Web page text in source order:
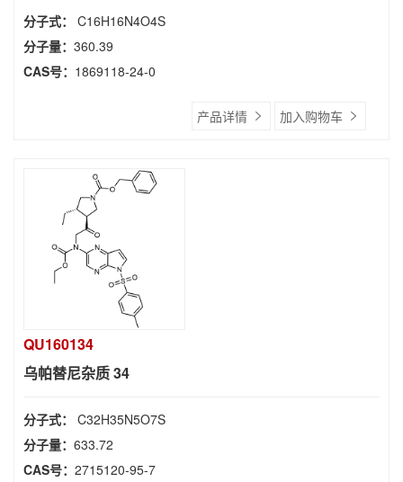
分子式： C16H16N4O4S
分子量： 360.39
CAS号： 1869118-24-0
产品详情 加入购物车
QU160134
乌帕替尼杂质 34
分子式： C32H35N5O7S
分子量： 633.72
CAS号： 2715120-95-7